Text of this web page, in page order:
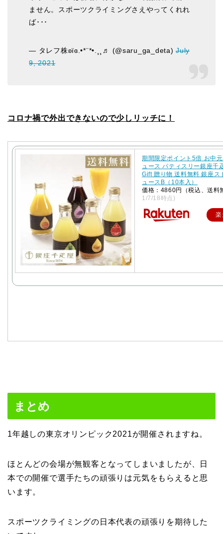
ません。スポーツクライミングさえやってくれれ
ば･･･
— タレフ株ʚïɞ.•*¨*•.¸¸♬ (@saru_ga_deta)July
9, 2021
コロナ禍で外出できないので少しリッチに！
期間限定ポイント5倍 お中
ュース パティスリー銀座千
Gift 贈り物 送料無料 銀座ス
ュースB（10本入）
価格：4860円（税込、送料
1/7/18時点)
まとめ
1年越しの東京オリンピック2021が開催されますね。
ほとんどの会場が無観客となってしまいましたが、日
本での開催で選手たちの頑張りは元気をもらえると思
います。
スポーツクライミングの日本代表の頑張りを期待した